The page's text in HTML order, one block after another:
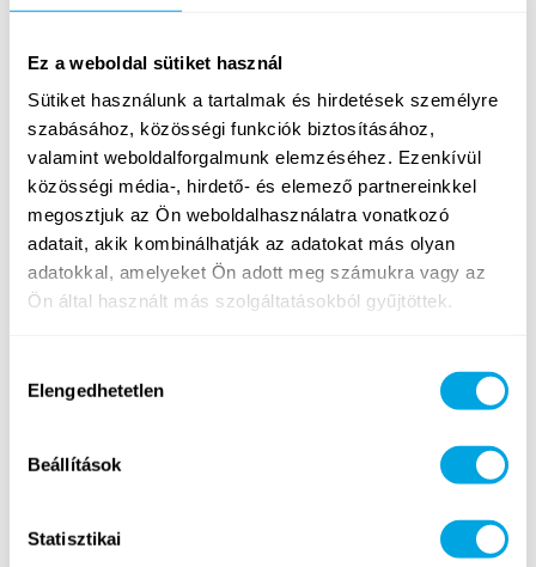
Ez a weboldal sütiket használ
Sütiket használunk a tartalmak és hirdetések személyre
szabásához, közösségi funkciók biztosításához,
valamint weboldalforgalmunk elemzéséhez. Ezenkívül
közösségi média-, hirdető- és elemező partnereinkkel
megosztjuk az Ön weboldalhasználatra vonatkozó
adatait, akik kombinálhatják az adatokat más olyan
adatokkal, amelyeket Ön adott meg számukra vagy az
Ön által használt más szolgáltatásokból gyűjtöttek.
kiválasztása
Elengedhetetlen
Beállítások
Statisztikai
Íjászat Golf
ÚJRA